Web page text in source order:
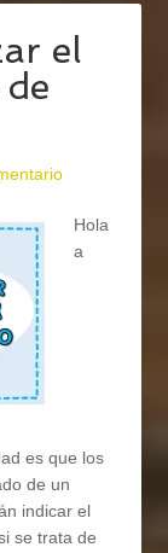
el
Hola
a
es que los
de un
indicar el
se trata de